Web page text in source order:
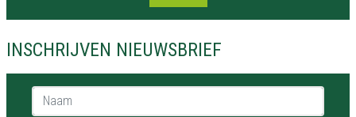
INSCHRIJVEN NIEUWSBRIEF
Naam *